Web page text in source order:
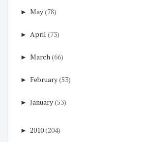
► May(78)
► April (73)
► March(66)
► February(53)
► January(53)
► 2010(204)